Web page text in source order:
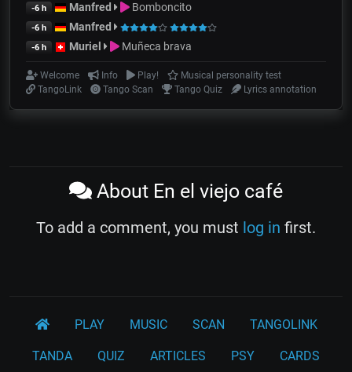
-6 h Manfred Bomboncito
-6 h Manfred
-6 h Muriel Muñeca brava
Welcome Info Play!
Musical personality test
TangoLink
Tango Scan Tango Quiz Lyrics annotation
About En el viejo café
To add a comment, you must log in first.
PLAY MUSIC SCAN TANGOLINK
TANDA QUIZ ARTICLES PSY CARDS